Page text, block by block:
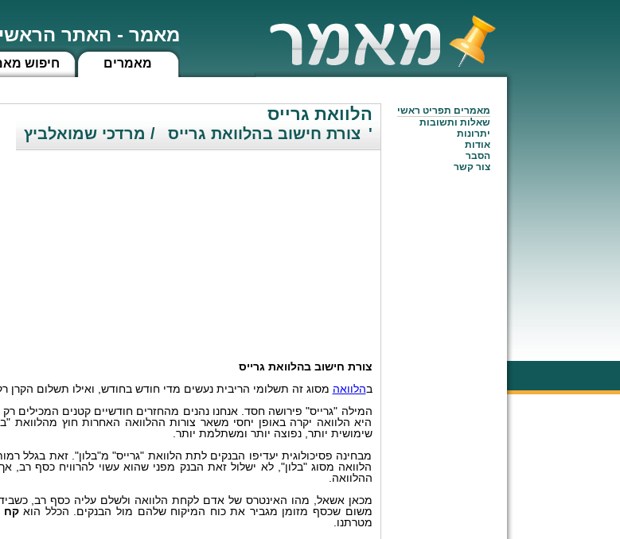
מאמר - האתר הראשי
חיפוש מאמרים
הלוואת גרייס
צורת חישוב בהלוואת גרייס / מרדכי שמואלביץ'
צורת חישוב בהלוואת גרייס
בהלוואה מסוג זה תשלומי הריבית נעשים מדי חודש בחודש, ואילו תשלום הקרן
המילה "גרייס" פירושה חסד. אנחנו נהנים מהחזרים חודשיים קטנים המכילים
היא הלוואה יקרה באופן יחסי משאר צורות ההלוואה האחרות חוץ מהלוואת
שימושית יותר, נפוצה יותר ומשתלמת יותר.
מבחינה פסיכולוגית יעדיפו הבנקים לתת הלוואת "גרייס" מ"בלון". זאת בגלל
הלוואה מסוג "בלון", לא ישלול זאת הבנק מפני שהוא עשוי להרוויח כסף רב,
ההלוואה.
מכאן אשאל, מהו האינטרס של אדם לקחת הלוואה ולשלם עליה כסף רב,
משום שכסף מזומן מגביר את כוח המיקוח שלהם מול הבנקים. הכלל הואקח
מטרתנו.
מאמרים תפריט ראשי
שאלות ותשובות
יתרונות
אודות
הסבר
צור קשר